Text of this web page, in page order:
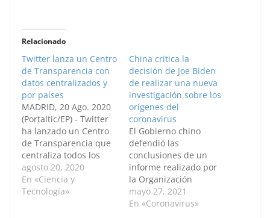
Relacionado
Twitter lanza un Centro
de Transparencia con
datos centralizados y
por países
MADRID, 20 Ago. 2020
(Portaltic/EP) - Twitter
ha lanzado un Centro
de Transparencia que
centraliza todos los
datos de informes que
hace públicos la red
social para facilitar su
agosto 20, 2020
En «Ciencia y
Tecnología»
China critica la
decisión de Joe Biden
de realizar una nueva
investigación sobre los
orígenes del
coronavirus
El Gobierno chino
defendió las
conclusiones de un
informe realizado por
la Organización
Mundial de la Salud
donde se establecía
mayo 27, 2021
En «Coronavirus»